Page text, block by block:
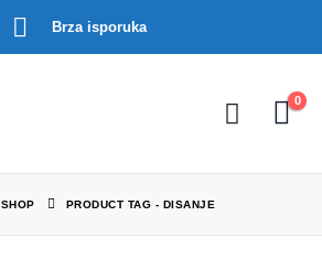
Brza isporuka
0
SHOP PRODUCT TAG - DISANJE